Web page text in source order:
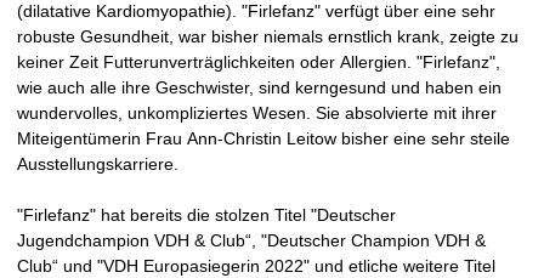
(dilatative Kardiomyopathie). "Firlefanz" verfügt über eine sehr
robuste Gesundheit, war bisher niemals ernstlich krank, zeigte zu
keiner Zeit Futterunverträglichkeiten oder Allergien. "Firlefanz",
wie auch alle ihre Geschwister, sind kerngesund und haben ein
wundervolles, unkompliziertes Wesen. Sie absolvierte mit ihrer
Miteigentümerin Frau Ann-Christin Leitow bisher eine sehr steile
Ausstellungskarriere.
"Firlefanz" hat bereits die stolzen Titel "Deutscher
Jugendchampion VDH & Club“, "Deutscher Champion VDH &
Club“ und "VDH Europasiegerin 2022" und etliche weitere Titel